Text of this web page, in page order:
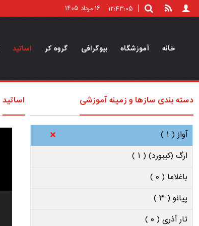
۱۲:۴۳:۰۵ ۱۶ مرداد ۱۴۰۵
خانه آموزشگاه بیوگرافی گروه کر اساتید
دسته بندی سازها و زمینه آموزشی
آواز ( ۱ )
ارگ (کیبورد) ( ۱ )
باغلاما ( ۰ )
پیانو ( ۳ )
تار آذری ( ۰ )
اساتید